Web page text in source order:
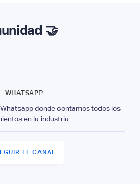
🤝
WHATSAPP
donde contamos todos los
en la industria.
EL CANAL